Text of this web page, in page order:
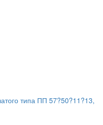
типа ПП 57?50?11?13,